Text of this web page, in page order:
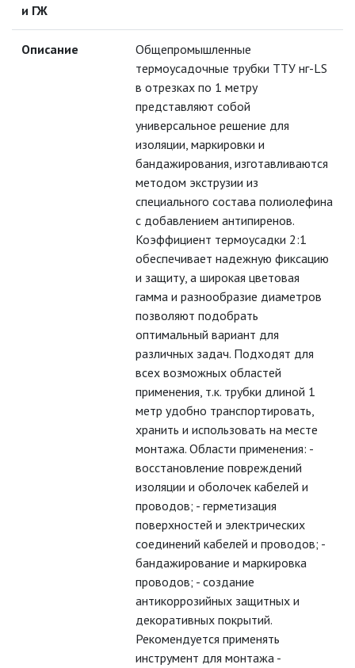
ДЮБЕЛЬ-ХОМУТЫ
КАБЕЛЬ-КАНАЛЫ
МОНТАЖНЫЕ КОРОБКИ
ОТВЕТВИТЕЛИ ОВ
СКОБЫ ПЛАСТИКОВЫЕ
СОЕДИНИТЕЛЬНЫЕ
ИЗОЛИРУЮЩИЕ ЗАЖИМЫ (СИЗ)
ТЕРМОУСАЖИВАЕМАЯ ТРУБКА
(ТУТ)
ТРУБЫ ГЛАДКИЕ ПВХ
ТРУБЫ ГОФРИРОВАННЫЕ ПВХ
ТРУБЫ ГОФРИРОВАННЫЕ ПНД
КЛЕЙКИЕ ЛЕНТЫ
ЛЕНТЫ СВЕТОДИОДНЫЕ (LED
ЛЕНТЫ)
ЛИНЕЙНЫЕ СВЕТОДИОДНЫЕ
СВЕТИЛЬНИКИ
и ГЖ
Описание
Общепромышленные
термоусадочные трубки ТТУ нг-LS
в отрезках по 1 метру
представляют собой
универсальное решение для
изоляции, маркировки и
бандажирования, изготавливаются
методом экструзии из
специального состава полиолефина
с добавлением антипиренов.
Коэффициент термоусадки 2:1
обеспечивает надежную фиксацию
и защиту, а широкая цветовая
гамма и разнообразие диаметров
позволяют подобрать
оптимальный вариант для
различных задач. Подходят для
всех возможных областей
применения, т.к. трубки длиной 1
метр удобно транспортировать,
хранить и использовать на месте
монтажа. Области применения: -
восстановление повреждений
изоляции и оболочек кабелей и
проводов; - герметизация
поверхностей и электрических
соединений кабелей и проводов; -
бандажирование и маркировка
проводов; - создание
антикоррозийных защитных и
декоративных покрытий.
Рекомендуется применять
инструмент для монтажа -